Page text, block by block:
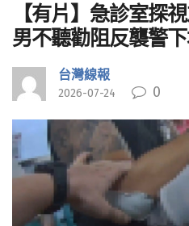
【有片】急診室探
男不聽勸阻反襲警
台灣線報
2026-07-24 0